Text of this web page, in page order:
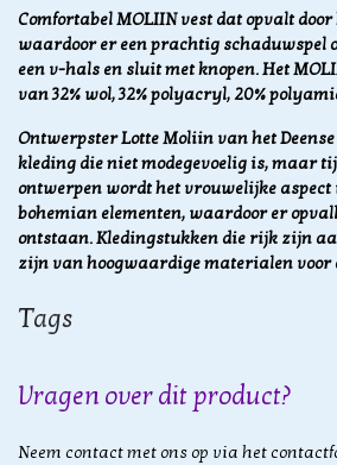
Comfortabel MOLIIN vest dat opvalt
waardoor er een prachtig schaduwspel
een v-hals en sluit met knopen. Het
van 32% wol, 32% polyacryl, 20%
Ontwerpster Lotte Moliin van het
kleding die niet modegevoelig is, maar
ontwerpen wordt het vrouwelijke aspect
bohemian elementen, waardoor er
ontstaan. Kledingstukken die rijk zijn
zijn van hoogwaardige materialen voor
Tags
Vragen over dit product?
Neem contact met ons op via het